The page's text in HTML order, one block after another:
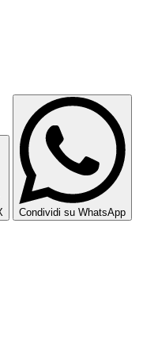
Condividi su WhatsApp